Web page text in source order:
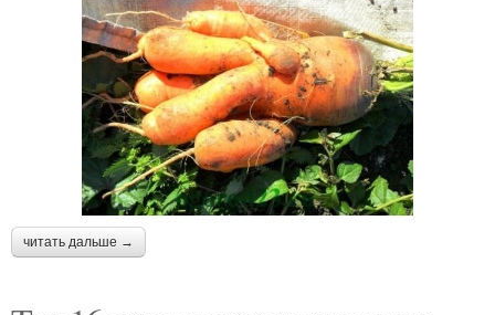
читать дальше →